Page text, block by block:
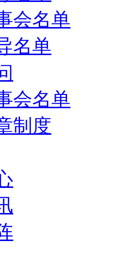
会名单
名单
会名单
制度